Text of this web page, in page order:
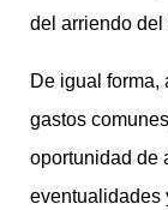
del arriendo del
De igual forma,
gastos
oportunidad de
eventualidades